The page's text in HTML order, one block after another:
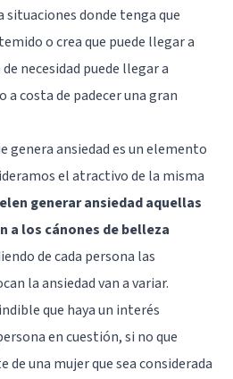
situaciones donde tenga que
o crea que puede llegar a
necesidad puede llegar a
costa de padecer una gran
genera ansiedad es un elemento
el atractivo de la misma
generar ansiedad aquellas
a los cánones de belleza
de cada persona las
la ansiedad van a variar.
que haya un interés
en cuestión, si no que
una mujer que sea considerada